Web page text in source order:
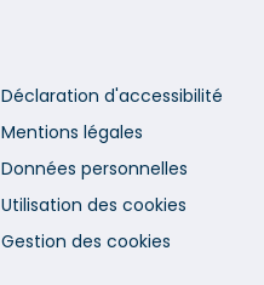
Déclaration d'accessibilité
Mentions légales
Données personnelles
Utilisation des cookies
Gestion des cookies